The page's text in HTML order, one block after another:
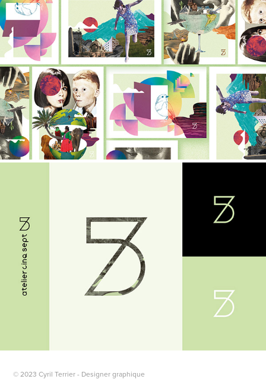
© 2023 Cyril Terrier - Designer graphique